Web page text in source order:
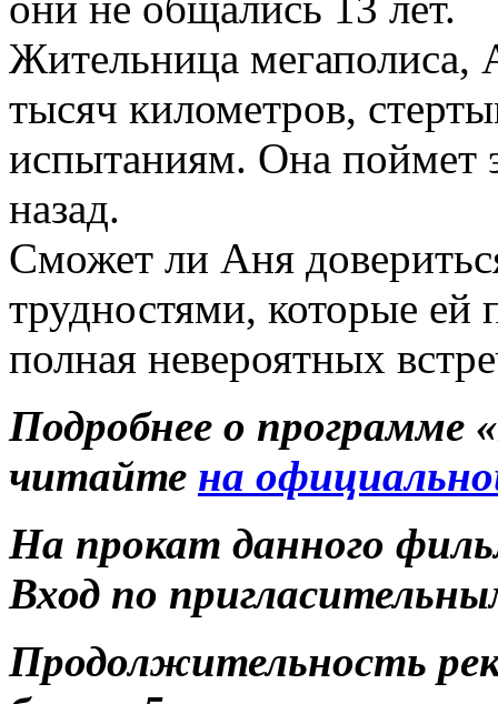
Жительница мегаполиса,
тысяч километров,
испытаниям. Она поймет
назад.
Сможет ли Аня
трудностями, которые ей
полная невероятных
Подробнее о программе
читайте на
На прокат данного
Вход по
Продолжительность